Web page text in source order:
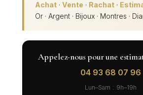
Achat· Vente · Rachat·
Or · Argent · Bijoux · Montres ·
Appelez-nous pour une
04 93 68 07 96
Lun–Sam : 9h–19h